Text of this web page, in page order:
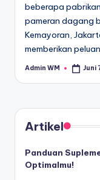
beberapa
pameran dagang
Kemayoran,
memberikan
Posted
Admin WM Juni
Artikel
Panduan
Optimalmu!